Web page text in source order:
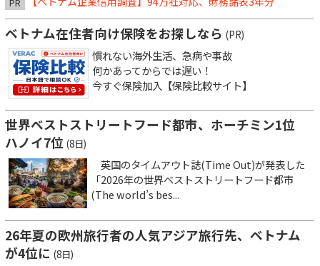
ベトナム在住者向け保険をお探しなら (PR)
慣れない海外生活、急病や事故
何かあってからでは遅い！
今すぐ保険加入【保険比較サイト】
世界ベストストリートフード都市、ホーチミン1位
ハノイ7位 (8日)
英国のタイムアウト誌(Time Out)が発表した
「2026年の世界ベストストリートフード都市
(The world’s bes...
26年夏の欧州旅行者の人気アジア旅行先、ベトナム
が4位に (8日)